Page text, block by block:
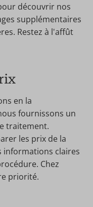
découvrir nos
supplémentaires
Restez à l'affût
en la
fournissons un
traitement.
les prix de la
informations claires
Chez
priorité.